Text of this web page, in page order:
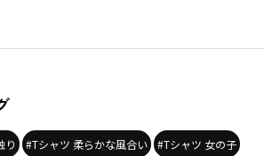
り #Tシャツ 柔らかな風合い #Tシャツ 女の子